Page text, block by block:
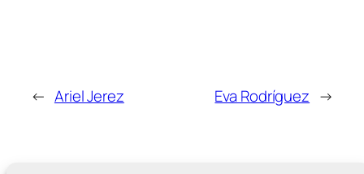
← Ariel Jerez Eva Rodríguez →